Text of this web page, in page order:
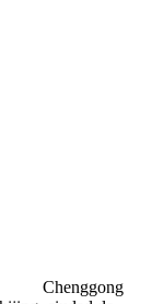
Chenggong